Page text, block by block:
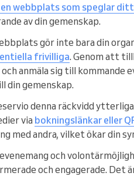
webbplats som speglar
av din gemenskap.
gör inte bara din
frivilliga. Genom att
anmäla sig till
din gemenskap.
denna räckvidd
via bokningslänkar eller
med andra, vilket ökar din
och
och engagerade.